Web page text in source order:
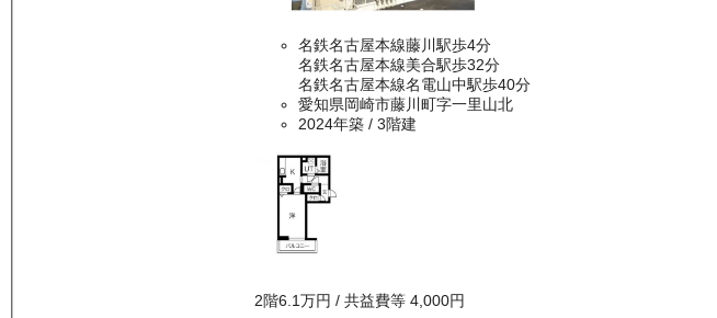
名鉄名古屋本線藤川駅歩4分
名鉄名古屋本線美合駅歩32分
名鉄名古屋本線名電山中駅歩40分
愛知県岡崎市藤川町字一里山北
2024年築 / 3階建
2階6.1万円 / 共益費等 4,000円